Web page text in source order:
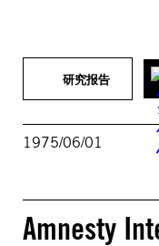
研究报告
1975/06/01
Amnesty